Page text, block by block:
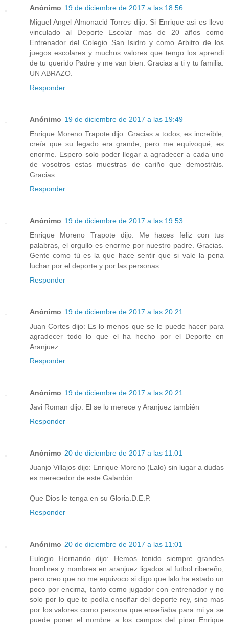
Anónimo 19 de diciembre de 2017 a las 18:56
Miguel Angel Almonacid Torres dijo: Si Enrique asi es llevo
vinculado al Deporte Escolar mas de 20 años como
Entrenador del Colegio San Isidro y como Arbitro de los
juegos escolares y muchos valores que tengo los aprendi
de tu querido Padre y me van bien. Gracias a ti y tu familia.
UN ABRAZO.
Responder
Anónimo 19 de diciembre de 2017 a las 19:49
Enrique Moreno Trapote dijo: Gracias a todos, es increíble,
creía que su legado era grande, pero me equivoqué, es
enorme. Espero solo poder llegar a agradecer a cada uno
de vosotros estas muestras de cariño que demostráis.
Gracias.
Responder
Anónimo 19 de diciembre de 2017 a las 19:53
Enrique Moreno Trapote dijo: Me haces feliz con tus
palabras, el orgullo es enorme por nuestro padre. Gracias.
Gente como tú es la que hace sentir que si vale la pena
luchar por el deporte y por las personas.
Responder
Anónimo 19 de diciembre de 2017 a las 20:21
Juan Cortes dijo: Es lo menos que se le puede hacer para
agradecer todo lo que el ha hecho por el Deporte en
Aranjuez
Responder
Anónimo 19 de diciembre de 2017 a las 20:21
Javi Roman dijo: El se lo merece y Aranjuez también
Responder
Anónimo 20 de diciembre de 2017 a las 11:01
Juanjo Villajos dijo: Enrique Moreno (Lalo) sin lugar a dudas
es merecedor de este Galardón.
Que Dios le tenga en su Gloria.D.E.P.
Responder
Anónimo 20 de diciembre de 2017 a las 11:01
Eulogio Hernando dijo: Hemos tenido siempre grandes
hombres y nombres en aranjuez ligados al futbol ribereño,
pero creo que no me equivoco si digo que lalo ha estado un
poco por encima, tanto como jugador con entrenador y no
solo por lo que te podía enseñar del deporte rey, sino mas
por los valores como persona que enseñaba para mi ya se
puede poner el nombre a los campos del pinar Enrique